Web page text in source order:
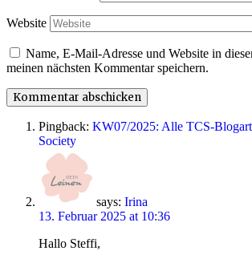
Website
Name, E-Mail-Adresse und Website in
meinen nächsten Kommentar speichern.
Pingback: KW07/2025: Alle TCS-
Society
says: Irina
13. Februar 2025 at 10:36
Hallo Steffi,